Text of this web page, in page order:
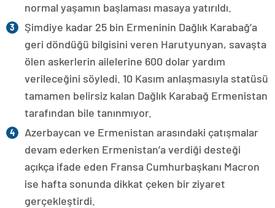
normal yaşamın başlaması masaya yatırıldı.
Şimdiye kadar 25 bin Ermeninin Dağlık Karabağ’a
geri döndüğü bilgisini veren Harutyunyan, savaşta
ölen askerlerin ailelerine 600 dolar yardım
verileceğini söyledi. 10 Kasım anlaşmasıyla statüsü
tamamen belirsiz kalan Dağlık Karabağ Ermenistan
tarafından bile tanınmıyor.
Azerbaycan ve Ermenistan arasındaki çatışmalar
devam ederken Ermenistan’a verdiği desteği
açıkça ifade eden Fransa Cumhurbaşkanı Macron
ise hafta sonunda dikkat çeken bir ziyaret
gerçekleştirdi.